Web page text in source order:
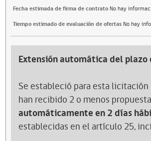
Fecha estimada de firma de contratoNo hay
Tiempo estimado de evaluación de ofertasNo hay
Extensión automática del plazo
Se estableció para esta
han recibido 2 o menos
automáticamente en 2 días
establecidas en el artículo 25,